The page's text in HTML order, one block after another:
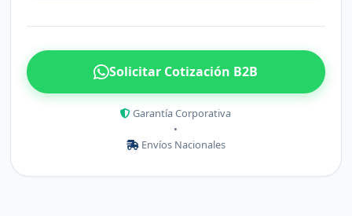
Solicitar Cotización B2B
Garantía Corporativa
•
Envíos Nacionales